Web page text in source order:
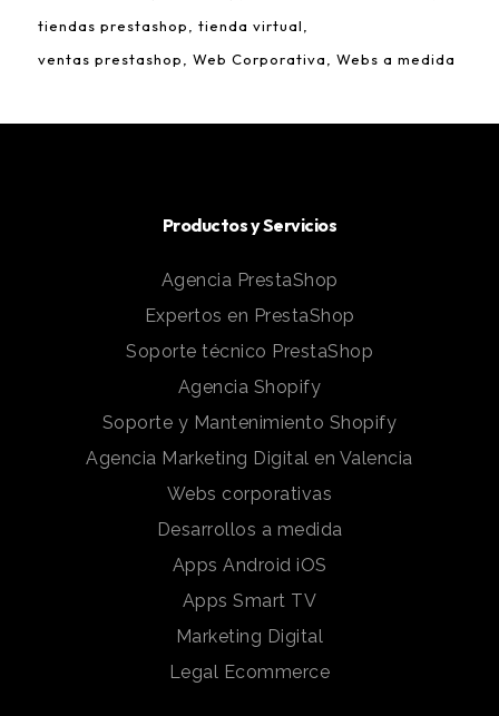
tiendas prestashop
tienda virtual
ventas prestashop
Web Corporativa Webs a medida
Productos y Servicios
Agencia PrestaShop
Expertos en PrestaShop
Soporte técnico PrestaShop
Agencia Shopify
Soporte y Mantenimiento Shopify
Agencia Marketing Digital en Valencia
Webs corporativas
Desarrollos a medida
Apps Android iOS
Apps Smart TV
Marketing Digital
Legal Ecommerce